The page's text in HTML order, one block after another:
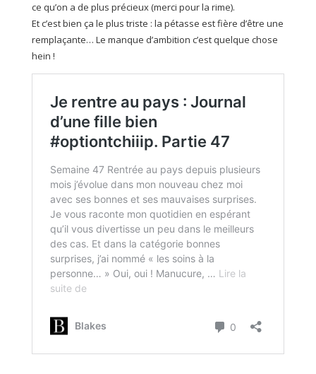
ce qu’on a de plus précieux (merci pour la rime).
Et c’est bien ça le plus triste : la pétasse est fière d’être une
remplaçante… Le manque d’ambition c’est quelque chose
hein !